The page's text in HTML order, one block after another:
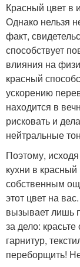
Красный цвет в
Однако нельзя
факт,
способствует
влияния на
красный
ускорению
находится в
рисковать и
нейтральные
Поэтому,
кухни в
собственным
этот цвет на
вызывает лишь
за дело:
гарнитур,
переборщить!